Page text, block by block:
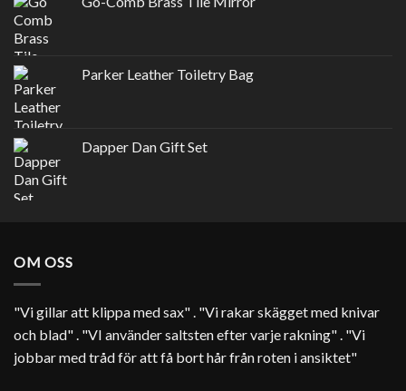
Parker Leather Toiletry Bag
Dapper Dan Gift Set
OM OSS
"Vi gillar att klippa med sax" . "Vi rakar skägget med knivar
och blad" . "VI använder saltsten efter varje rakning" . "Vi
jobbar med tråd för att få bort hår från roten i ansiktet"